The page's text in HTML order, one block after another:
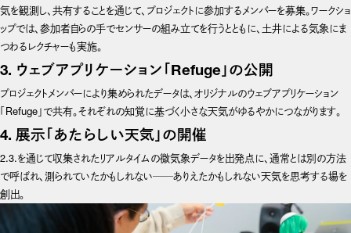
気を観測し、共有することを通じて、プロジェクトに参加するメンバーを募集。ワークショ
ップでは、参加者自らの手でセンサーの組み立てを行うとともに、土井による気象にま
つわるレクチャーも実施。
3. ウェブアプリケーション「Refuge」の公開
プロジェクトメンバーにより集められたデータは、オリジナルのウェブアプリケーション
「Refuge」で共有。それぞれの知覚に基づく小さな天気がゆるやかにつながります。
4. 展示「あたらしい天気」の開催
2.3.を通じて収集されたリアルタイムの微気象データを出発点に、通常とは別の方法
で呼ばれ、測られていたかもしれない──ありえたかもしれない天気を思考する場を
創出。